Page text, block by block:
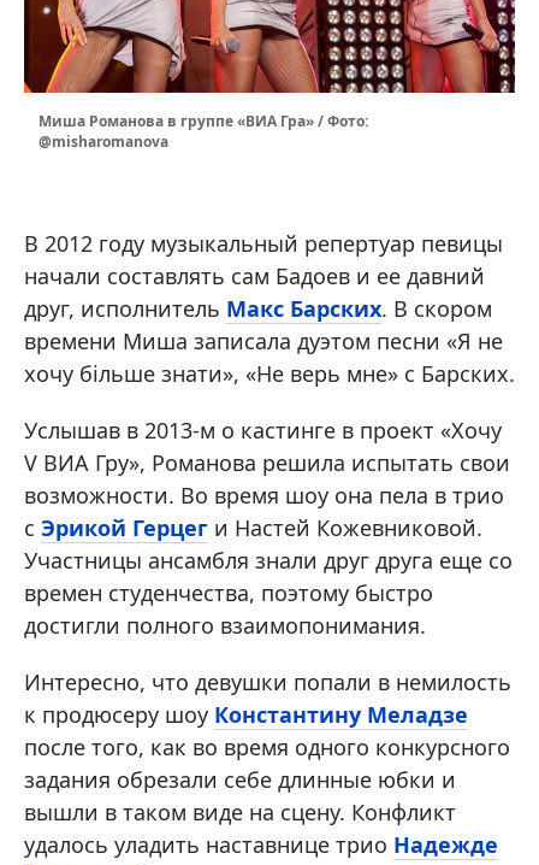
Миша Романова в группе «ВИА Гра» / Фото:
@misharomanova
В 2012 году музыкальный репертуар певицы
начали составлять сам Бадоев и ее давний
друг, исполнитель Макс Барских. В скором
времени Миша записала дуэтом песни «Я не
хочу більше знати», «Не верь мне» с Барских.
Услышав в 2013-м о кастинге в проект «Хочу
V ВИА Гру», Романова решила испытать свои
возможности. Во время шоу она пела в трио
с Эрикой Герцег и Настей Кожевниковой.
Участницы ансамбля знали друг друга еще со
времен студенчества, поэтому быстро
достигли полного взаимопонимания.
Интересно, что девушки попали в немилость
к продюсеру шоу Константину Меладзе
после того, как во время одного конкурсного
задания обрезали себе длинные юбки и
вышли в таком виде на сцену. Конфликт
удалось уладить наставнице трио Надежде